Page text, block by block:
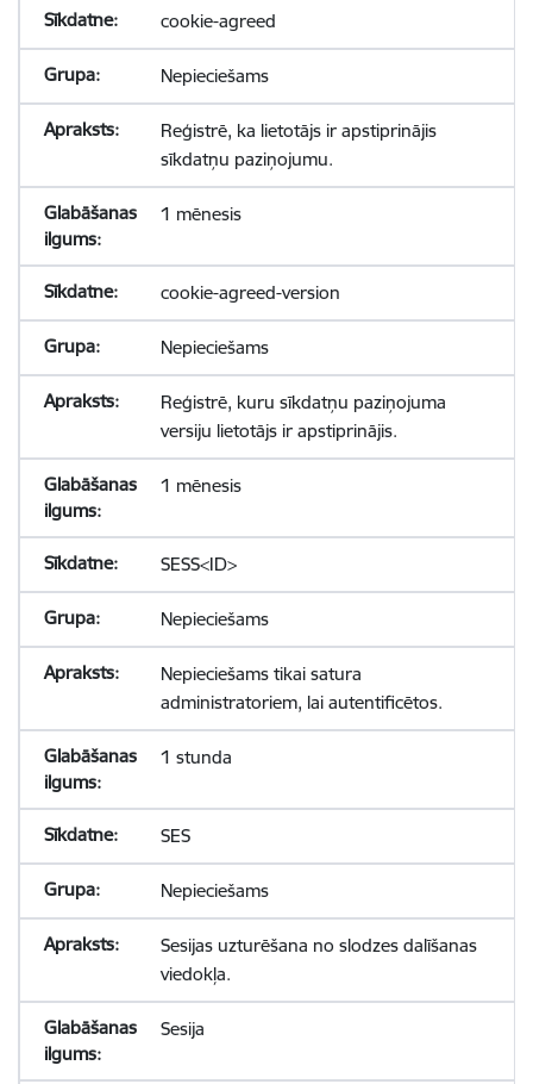
cookie-agreed
Nepieciešams
Reģistrē, ka lietotājs ir apstiprinājis
sīkdatņu paziņojumu.
1 mēnesis
cookie-agreed-version
Nepieciešams
Reģistrē, kuru sīkdatņu paziņojuma
versiju lietotājs ir apstiprinājis.
1 mēnesis
SESS<ID>
Nepieciešams
Nepieciešams tikai satura
administratoriem, lai autentificētos.
1 stunda
SES
Nepieciešams
Sesijas uzturēšana no slodzes dalīšanas
viedokļa.
Sesija